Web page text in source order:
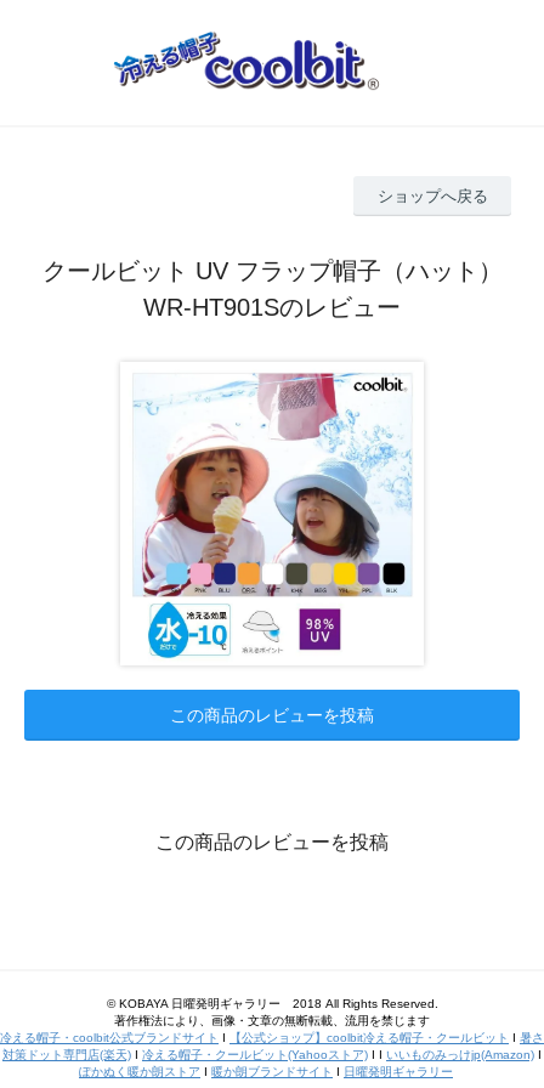
ショップへ戻る
クールビット UV フラップ帽子（ハット）
WR-HT901Sのレビュー
この商品のレビューを投稿
この商品のレビューを投稿
© KOBAYA 日曜発明ギャラリー 2018 All Rights Reserved.
著作権法により、画像・文章の無断転載、流用を禁じます
冷える帽子・coolbit公式ブランドサイト I 【公式ショップ】coolbit冷える帽子・クールビット I 暑さ
対策ドット専門店(楽天) I 冷える帽子・クールビット(Yahooストア) I I いいものみっけjp(Amazon) I
ぽかぬく暖か朗ストア I 暖か朗ブランドサイト I 日曜発明ギャラリー